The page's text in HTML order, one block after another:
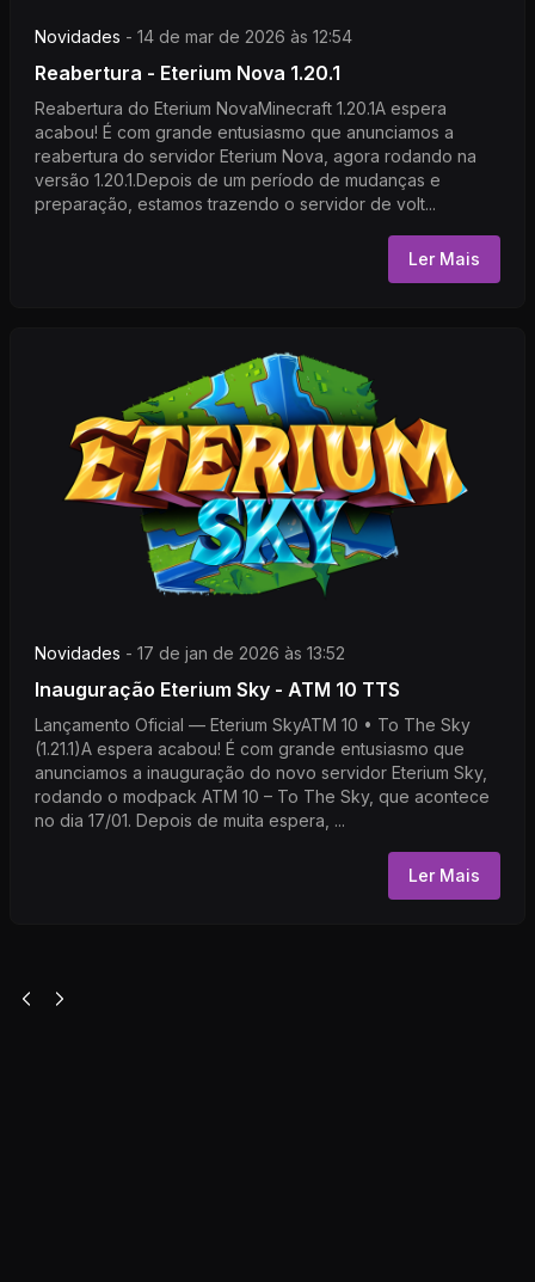
Novidades - 14 de mar de 2026 às 12:54
Reabertura - Eterium Nova 1.20.1
Reabertura do Eterium NovaMinecraft 1.20.1A espera
acabou! É com grande entusiasmo que anunciamos a
reabertura do servidor Eterium Nova, agora rodando na
versão 1.20.1.Depois de um período de mudanças e
preparação, estamos trazendo o servidor de volt...
Ler Mais
Novidades - 17 de jan de 2026 às 13:52
Inauguração Eterium Sky - ATM 10 TTS
Lançamento Oficial — Eterium SkyATM 10 • To The Sky
(1.21.1)A espera acabou! É com grande entusiasmo que
anunciamos a inauguração do novo servidor Eterium Sky,
rodando o modpack ATM 10 – To The Sky, que acontece
no dia 17/01. Depois de muita espera, ...
Ler Mais